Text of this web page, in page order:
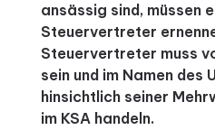
ansässig sind, müssen
Steuervertreter
Steuervertreter muss
sein und im Namen des
hinsichtlich seiner
im KSA handeln.